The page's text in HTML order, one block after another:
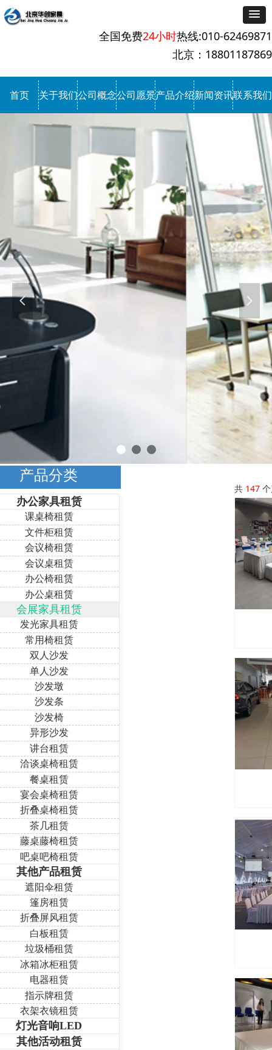
首页 关于我们公司概念公司愿景产品介绍新闻资讯联系我们
넳 넲
全国免费24小时热线:010-62469871
北京：18801187869
共 147
办公家具租赁
课桌椅租赁
文件柜租赁
会议椅租赁
会议桌租赁
办公椅租赁
办公桌租赁
会展家具租赁
发光家具租赁
常用椅租赁
双人沙发
单人沙发
沙发墩
沙发条
沙发椅
异形沙发
讲台租赁
洽谈桌椅租赁
餐桌租赁
宴会桌椅租赁
折叠桌椅租赁
茶几租赁
藤桌藤椅租赁
吧桌吧椅租赁
其他产品租赁
遮阳伞租赁
篷房租赁
折叠屏风租赁
白板租赁
垃圾桶租赁
冰箱冰柜租赁
电器租赁
指示牌租赁
衣架衣镜租赁
灯光音响LED
其他活动租赁
产品分类